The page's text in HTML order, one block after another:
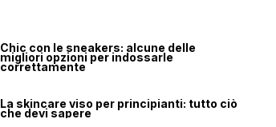
Chic con le sneakers: alcune delle
migliori opzioni per indossarle
correttamente
La skincare viso per principianti: tutto ciò
che devi sapere